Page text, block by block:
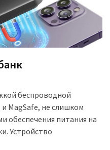
беспроводной
MagSafe, не слишком
обеспечения питания на
Устройство